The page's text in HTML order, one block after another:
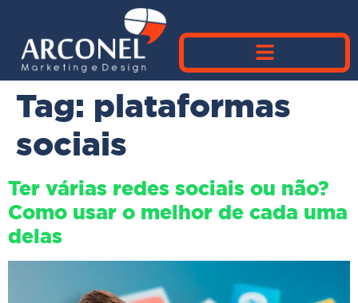
Tag: plataformas
sociais
Ter várias redes sociais ou não?
Como usar o melhor de cada uma
delas